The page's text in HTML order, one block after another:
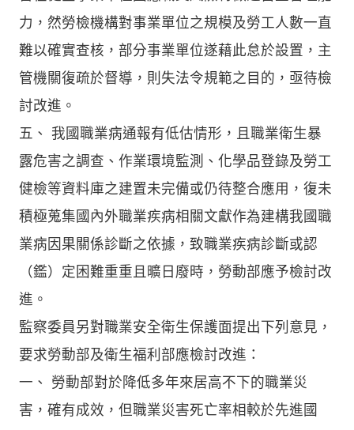
力，然勞檢機構對事業單位之規模及勞工人數一直
難以確實查核，部分事業單位遂藉此怠於設置，主
管機關復疏於督導，則失法令規範之目的，亟待檢
討改進。
五、 我國職業病通報有低估情形，且職業衛生暴
露危害之調查、作業環境監測、化學品登錄及勞工
健檢等資料庫之建置未完備或仍待整合應用，復未
積極蒐集國內外職業疾病相關文獻作為建構我國職
業病因果關係診斷之依據，致職業疾病診斷或認
（鑑）定困難重重且曠日廢時，勞動部應予檢討改
進。
監察委員另對職業安全衛生保護面提出下列意見，
要求勞動部及衛生福利部應檢討改進：
一、 勞動部對於降低多年來居高不下的職業災
害，確有成效，但職業災害死亡率相較於先進國